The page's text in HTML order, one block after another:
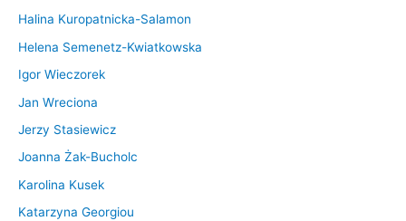
Halina Kuropatnicka-Salamon
Helena Semenetz-Kwiatkowska
Igor Wieczorek
Jan Wreciona
Jerzy Stasiewicz
Joanna Żak-Bucholc
Karolina Kusek
Katarzyna Georgiou